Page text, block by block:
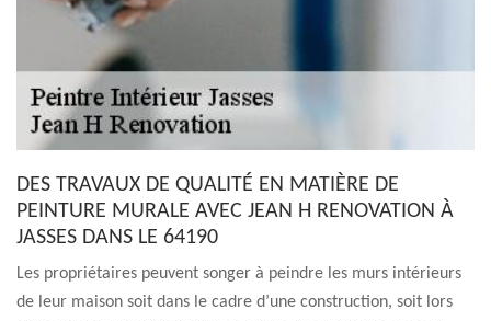
DES TRAVAUX DE QUALITÉ EN MATIÈRE DE
PEINTURE MURALE AVEC JEAN H RENOVATION À
JASSES DANS LE 64190
Les propriétaires peuvent songer à peindre les murs intérieurs
de leur maison soit dans le cadre d’une construction, soit lors